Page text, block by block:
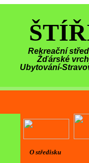
Rekreační
Žďárské
Ubytování-
O středisku